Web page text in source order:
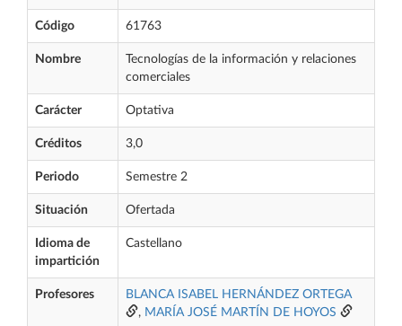
Código 61763
Nombre
Tecnologías de la información y relaciones
comerciales
Carácter Optativa
Créditos 3,0
Periodo Semestre 2
Situación Ofertada
Idioma de
impartición
Castellano
Profesores
BLANCA ISABEL HERNÁNDEZ ORTEGA
, MARÍA JOSÉ MARTÍN DE HOYOS